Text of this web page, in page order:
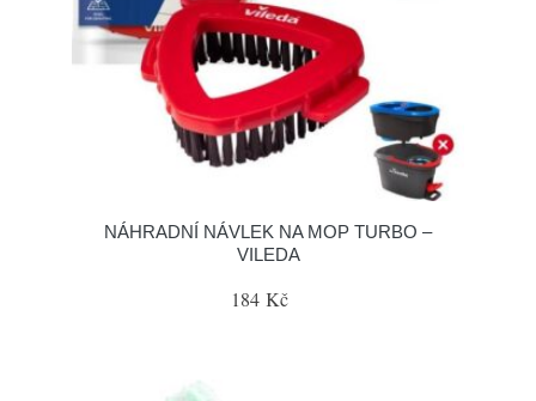
NÁHRADNÍ NÁVLEK NA MOP TURBO –
VILEDA
184 Kč